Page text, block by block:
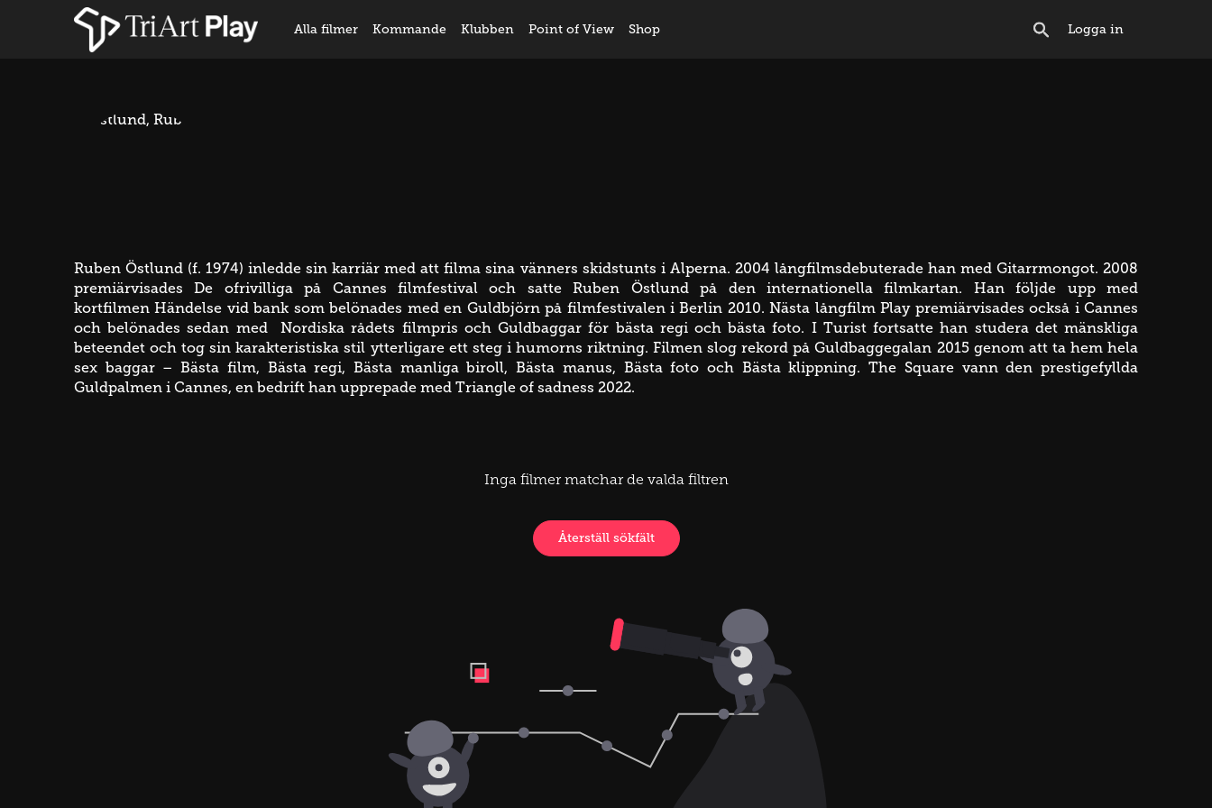
Alla filmer Kommande Klubben Point of View Shop Logga in
Ruben Östlund (f. 1974) inledde sin karriär med att filma sina vänners skidstunts i Alperna. 2004 långfilmsdebuterade han med Gitarrmongot. 2008
premiärvisades De ofrivilliga på Cannes filmfestival och satte Ruben Östlund på den internationella filmkartan. Han följde upp med
kortfilmen Händelse vid bank som belönades med en Guldbjörn på filmfestivalen i Berlin 2010. Nästa långfilm Play premiärvisades också i Cannes
och belönades sedan med Nordiska rådets filmpris och Guldbaggar för bästa regi och bästa foto. I Turist fortsatte han studera det mänskliga
beteendet och tog sin karakteristiska stil ytterligare ett steg i humorns riktning. Filmen slog rekord på Guldbaggegalan 2015 genom att ta hem hela
sex baggar – Bästa film, Bästa regi, Bästa manliga biroll, Bästa manus, Bästa foto och Bästa klippning. The Square vann den prestigefyllda
Guldpalmen i Cannes, en bedrift han upprepade med Triangle of sadness 2022.
Inga filmer matchar de valda filtren
Återställ sökfält